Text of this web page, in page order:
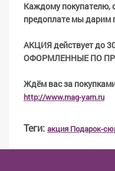
Каждому покупателю,
предоплате мы дарим
АКЦИЯ действует до
ОФОРМЛЕННЫЕ ПО
Ждём вас за
http://www.mag-yarn.ru
Теги: акция Подарок-